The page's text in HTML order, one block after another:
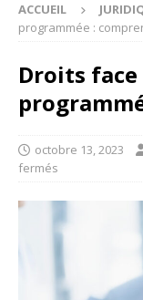
ACCUEIL
programmée :
Droits face
octobre 13, 2023
fermés